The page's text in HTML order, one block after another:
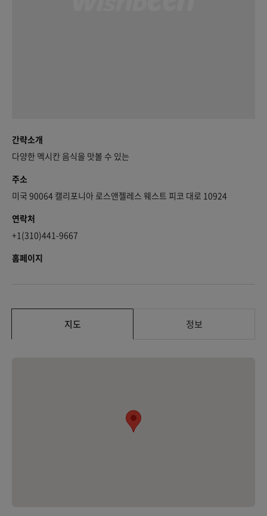
간략소개
다양한 멕시칸 음식을 맛볼 수 있는
주소
미국 90064 캘리포니아 로스앤젤레스 웨스트 피코 대로 10924
연락처
+1(310)441-9667
홈페이지
지도 정보